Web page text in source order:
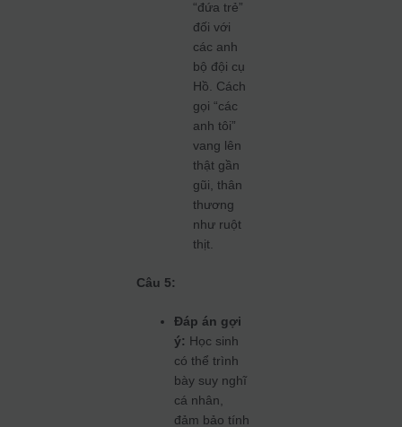
“đứa trẻ”
đối với
các anh
bộ đội cụ
Hồ. Cách
gọi “các
anh tôi”
vang lên
thật gần
gũi, thân
thương
như ruột
thịt.
Câu 5:
Đáp án gợi
ý: Học sinh
có thể trình
bày suy nghĩ
cá nhân,
đảm bảo tính